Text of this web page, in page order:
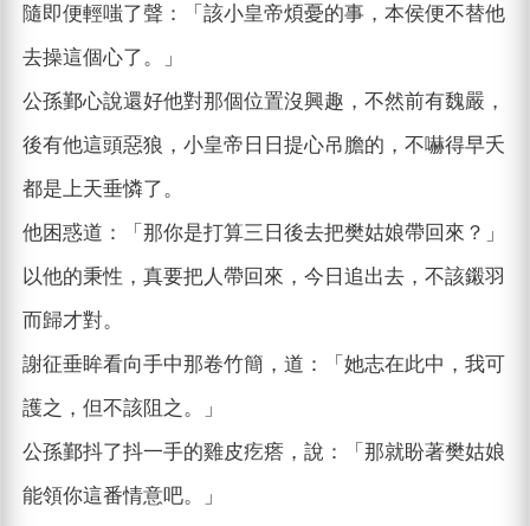
隨即便輕嗤了聲：「該小皇帝煩憂的事，本侯便不替他
去操這個心了。」
公孫鄞心說還好他對那個位置沒興趣，不然前有魏嚴，
後有他這頭惡狼，小皇帝日日提心吊膽的，不嚇得早夭
都是上天垂憐了。
他困惑道：「那你是打算三日後去把樊姑娘帶回來？」
以他的秉性，真要把人帶回來，今日追出去，不該鎩羽
而歸才對。
謝征垂眸看向手中那卷竹簡，道：「她志在此中，我可
護之，但不該阻之。」
公孫鄞抖了抖一手的雞皮疙瘩，說：「那就盼著樊姑娘
能領你這番情意吧。」